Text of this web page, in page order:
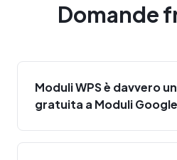
Domande
Moduli WPS è davvero
gratuita a Moduli